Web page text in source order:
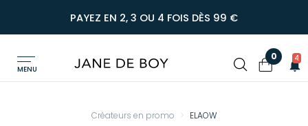
PAYEZ EN 2, 3 OU 4 FOIS DÈS 99 €
MENU
0 4
Créateurs en promo ELAOW